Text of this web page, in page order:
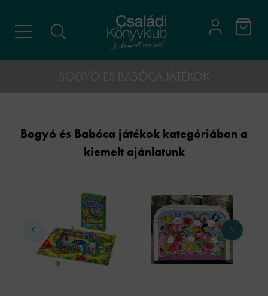
Bogyó és Babóca játékok kategóriában a
kiemelt ajánlatunk